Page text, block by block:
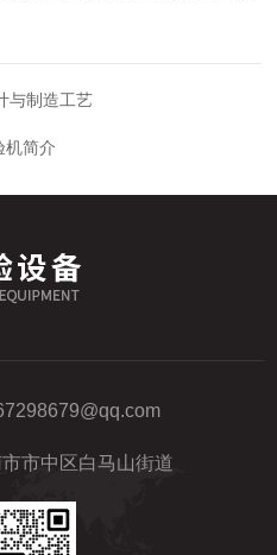
与制造工艺
机简介
市中区白马山街道